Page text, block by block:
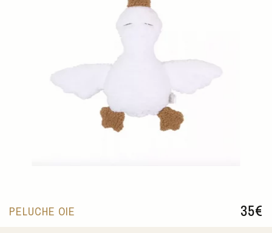
35€
PELUCHE OIE